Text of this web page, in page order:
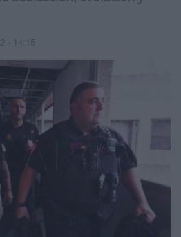
- 14:15